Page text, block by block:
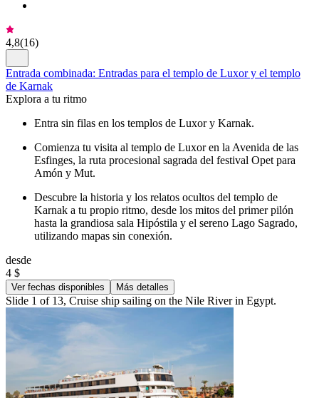
4,8(16)
Entrada combinada: Entradas para el templo de Luxor y el templo
de Karnak
Explora a tu ritmo
Entra sin filas en los templos de Luxor y Karnak.
Comienza tu visita al templo de Luxor en la Avenida de las
Esfinges, la ruta procesional sagrada del festival Opet para
Amón y Mut.
Descubre la historia y los relatos ocultos del templo de
Karnak a tu propio ritmo, desde los mitos del primer pilón
hasta la grandiosa sala Hipóstila y el sereno Lago Sagrado,
utilizando mapas sin conexión.
desde
4 $
Ver fechas disponibles Más detalles
Slide 1 of 13, Cruise ship sailing on the Nile River in Egypt.